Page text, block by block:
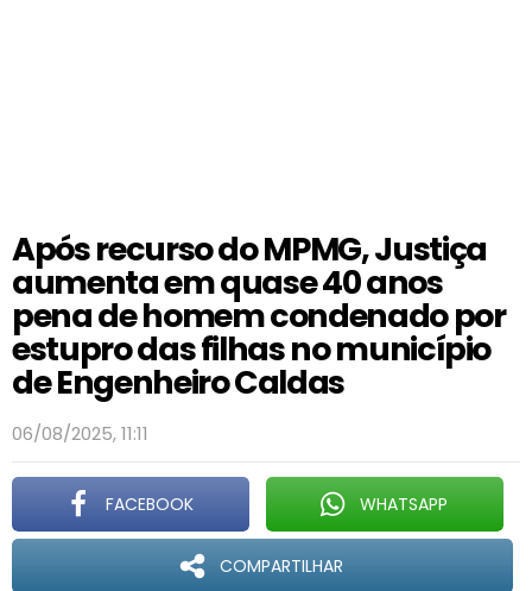
Após recurso do MPMG, Justiça
aumenta em quase 40 anos
pena de homem condenado por
estupro das filhas no município
de Engenheiro Caldas
06/08/2025, 11:11
FACEBOOK WHATSAPP
COMPARTILHAR